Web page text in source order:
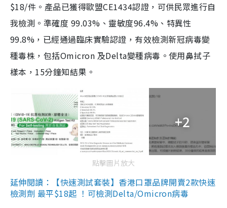
$18/件。產品已獲得歐盟CE1434認證，可供民眾進行自
我檢測。準確度 99.03%、靈敏度96.4%、特異性
99.8%，已經通過臨床實驗認證，有效檢測新冠病毒變
種毒株，包括Omicron 及Delta變種病毒。使用鼻拭子
樣本，15分鐘知結果。
+2
點擊圖片放大
延伸閱讀：【快速測試套裝】香港口罩品牌開賣2款快速
檢測劑 最平$18起 ！可檢測Delta/Omicron病毒